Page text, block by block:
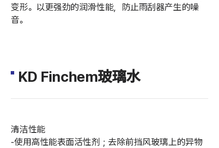
变形。以更强劲的润滑性能，防止雨刮器产生的噪
音。
KD Finchem玻璃水
清洁性能
-使用高性能表面活性剂；去除前挡风玻璃上的异物